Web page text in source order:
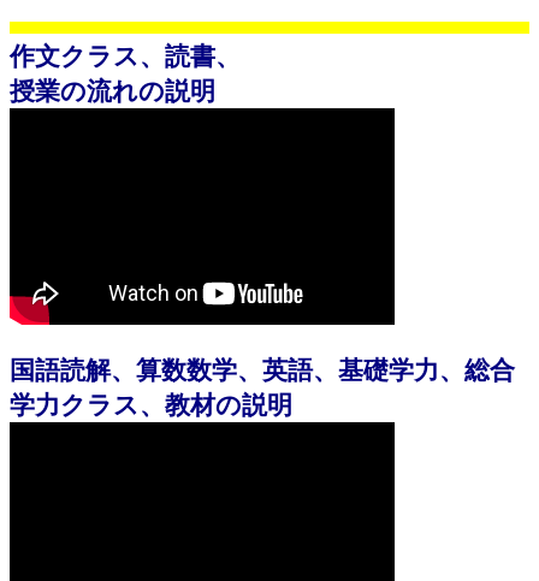
作文クラス、読書、
授業の流れの説明
国語読解、算数数学、英語、基礎学力、総合
学力クラス、教材の説明